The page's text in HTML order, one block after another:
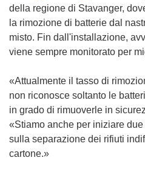
i
n
e
s
r
a
)
s
i
a
p
e
i
n
u
n
della regione di Stavanger,
la rimozione di batterie dal
misto. Fin dall'installazione,
viene sempre monitorato per
«Attualmente il tasso di
non riconosce soltanto le
in grado di rimuoverle in
«Stiamo anche per iniziare
sulla separazione dei rifiuti
cartone.»